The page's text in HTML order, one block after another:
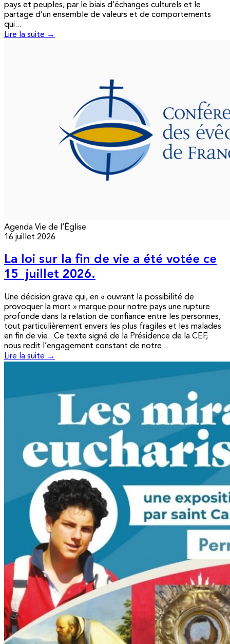
pays et peuples, par le biais d’échanges culturels et le
partage d’un ensemble de valeurs et de comportements
qui...
Lire la suite →
Agenda Vie de l’Église
16 juillet 2026
La loi sur la fin de vie a été votée ce
15 juillet 2026.
Une décision grave qui, en « ouvrant la possibilité de
provoquer la mort » marque pour notre pays une rupture
profonde dans la relation de confiance entre les personnes,
tout particulièrement envers les plus fragiles et les malades
en fin de vie.. Ce texte signé de la Présidence de la CEF,
nous redit l’engagement constant de notre...
Lire la suite →